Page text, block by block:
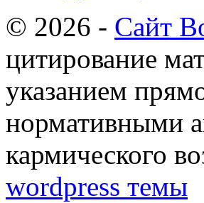
© 2026 - Сайт
цитирование
указанием
нормативными
кармического
wordpress темы